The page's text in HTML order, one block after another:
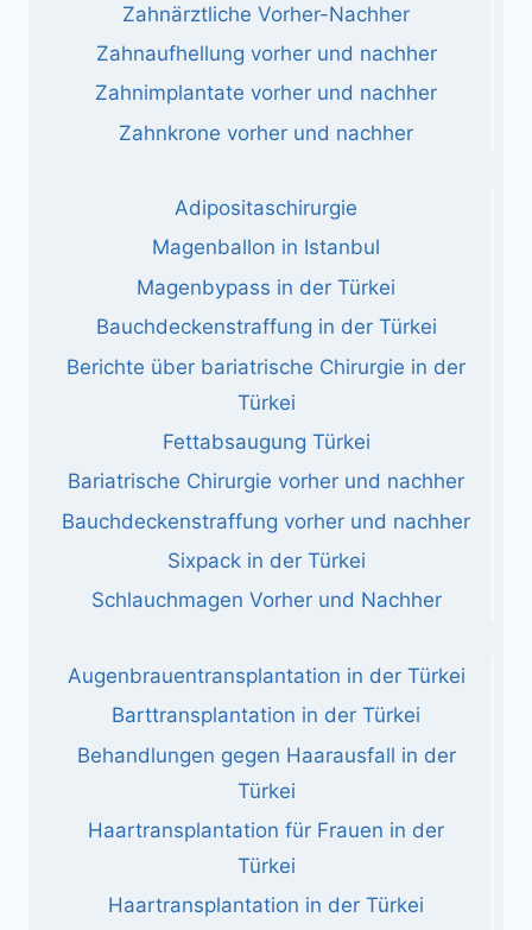
Zahnärztliche Vorher-Nachher
Zahnaufhellung vorher und nachher
Zahnimplantate vorher und nachher
Zahnkrone vorher und nachher
Adipositaschirurgie
Magenballon in Istanbul
Magenbypass in der Türkei
Bauchdeckenstraffung in der Türkei
Berichte über bariatrische Chirurgie in der
Türkei
Fettabsaugung Türkei
Bariatrische Chirurgie vorher und nachher
Bauchdeckenstraffung vorher und nachher
Sixpack in der Türkei
Schlauchmagen Vorher und Nachher
Augenbrauentransplantation in der Türkei
Barttransplantation in der Türkei
Behandlungen gegen Haarausfall in der
Türkei
Haartransplantation für Frauen in der
Türkei
Haartransplantation in der Türkei